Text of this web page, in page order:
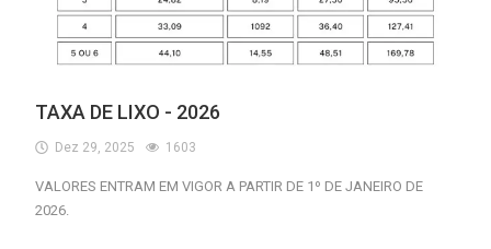
Institucional
Licitação
Resíduos Sólidos Urbanos
Informações
TAXA DE LIXO - 2026
Dez 29, 2025 1603
VALORES ENTRAM EM VIGOR A PARTIR DE 1º DE JANEIRO DE
2026.